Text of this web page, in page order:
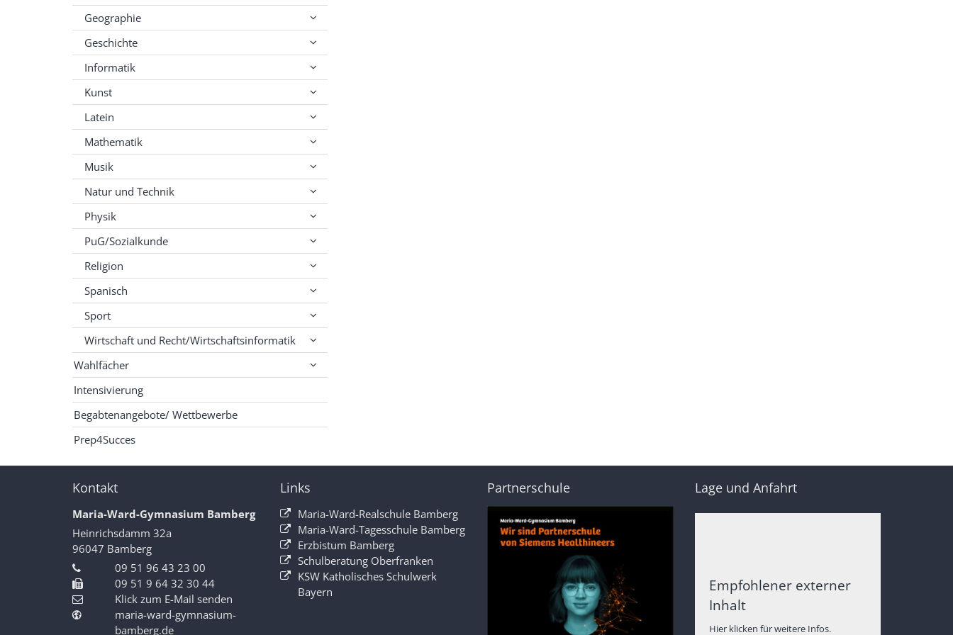
Geographie
Geschichte
Informatik
Kunst
Latein
Mathematik
Musik
Natur und Technik
Physik
PuG/Sozialkunde
Religion
Spanisch
Sport
Wirtschaft und Recht/Wirtschaftsinformatik
Wahlfächer
Intensivierung
Begabtenangebote/ Wettbewerbe
Prep4Succes
Kontakt
Maria-Ward-Gymnasium Bamberg
Heinrichsdamm 32a
96047 Bamberg
09 51 96 43 23 00
09 51 9 64 32 30 44
Klick zum E-Mail senden
maria-ward-gymnasium-
bamberg.de
Links
Maria-Ward-Realschule Bamberg
Maria-Ward-Tagesschule Bamberg
Erzbistum Bamberg
Schulberatung Oberfranken
KSW Katholisches Schulwerk
Bayern
Partnerschule Lage und Anfahrt
Empfohlener externer
Inhalt
Hier klicken für weitere Infos.